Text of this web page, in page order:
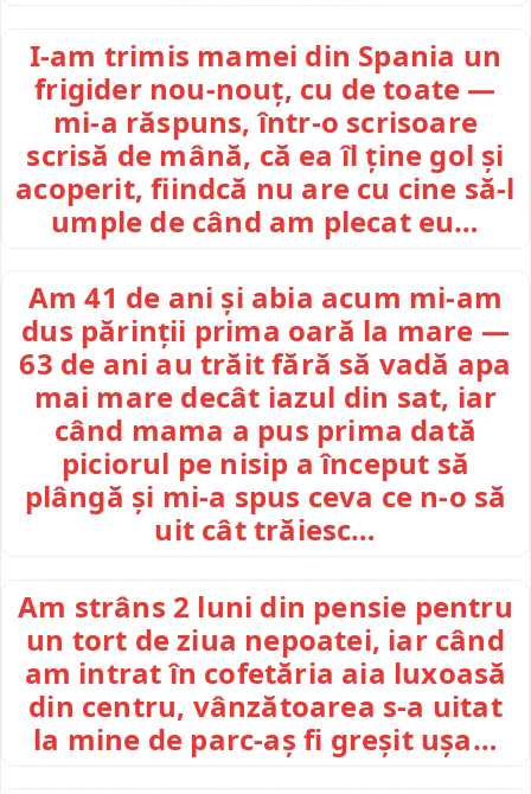
I-am trimis mamei din Spania un
frigider nou-nouț, cu de toate —
mi-a răspuns, într-o scrisoare
scrisă de mână, că ea îl ține gol și
acoperit, fiindcă nu are cu cine să-l
umple de când am plecat eu…
Am 41 de ani și abia acum mi-am
dus părinții prima oară la mare —
63 de ani au trăit fără să vadă apa
mai mare decât iazul din sat, iar
când mama a pus prima dată
piciorul pe nisip a început să
plângă și mi-a spus ceva ce n-o să
uit cât trăiesc…
Am strâns 2 luni din pensie pentru
un tort de ziua nepoatei, iar când
am intrat în cofetăria aia luxoasă
din centru, vânzătoarea s-a uitat
la mine de parc-aș fi greșit ușa…